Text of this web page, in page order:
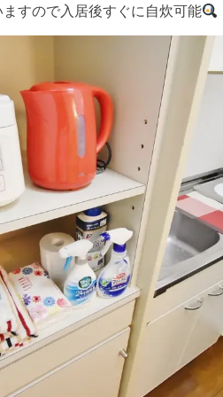
すので入居後すぐに自炊可能